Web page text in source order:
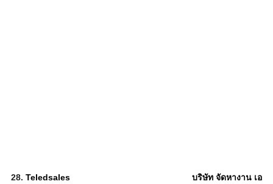
28. Teledsales บริษัท จัดหางาน เอ